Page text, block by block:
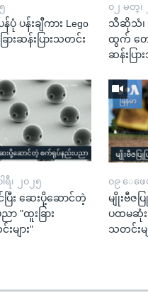
န်ပုံ ပန်းချီကား Lego
ားဆန်းပြားသတင်း
၀၂ မတ္၊
သီဆိုသံ၊
ထွက် တေ
ဆန်းပြာ
၊ ၂၀၂၅
း ဆေးပို့ဆောင်တဲ့
"ထူးခြား
များ"
၀၉ ေဖေ
မျိုးဗီဇ
ပထမဆုံးမ
သတင်းမျ